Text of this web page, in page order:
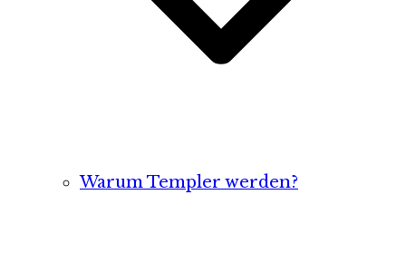
Warum Templer werden?